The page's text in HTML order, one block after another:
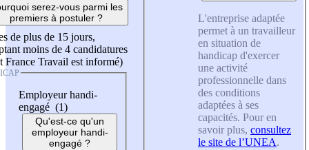
serez-vous parmi les
premiers à postuler ?
de plus de 15 jours,
moins de 4 candidatures
France Travail est informé)
Employeur handi-
engagé (1)
Qu'est-ce qu'un
employeur handi-
engagé ?
L'entreprise adaptée
permet à un travailleur
en situation de
handicap d'exercer
une activité
professionnelle dans
des conditions
adaptées à ses
capacités. Pour en
savoir plus, consultez
le site de l’UNEA.